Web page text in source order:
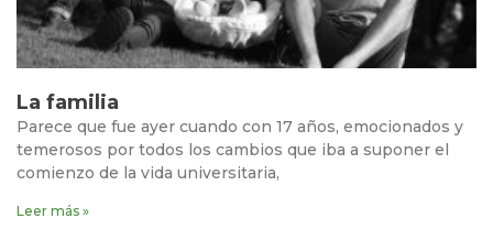
La familia
Parece que fue ayer cuando con 17 años, emocionados y
temerosos por todos los cambios que iba a suponer el
comienzo de la vida universitaria,
Leer más »